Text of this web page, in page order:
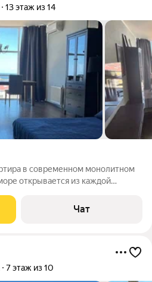
13 этаж из 14
в современном монолитном
открывается из каждой
как для семьи, так и для
Чат
7 этаж из 10